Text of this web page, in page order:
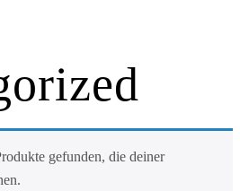
gefunden, die deiner